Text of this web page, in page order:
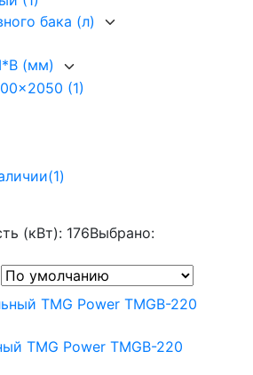
бака (л)
(мм)
(1)
(1)
(кВт): 176Выбрано:
TMG Power TMGB-220